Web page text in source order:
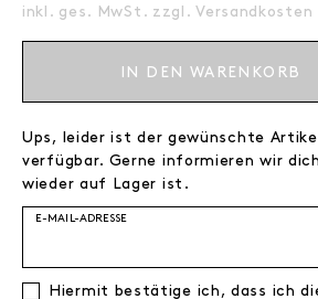
inkl. ges. MwSt. zzgl.Versandkosten
IN DEN WARENKORB
Ups, leider ist der gewünschte
verfügbar. Gerne informieren wir
wieder auf Lager ist.
E-MAIL-ADRESSE
Hiermit bestätige ich, dass ich